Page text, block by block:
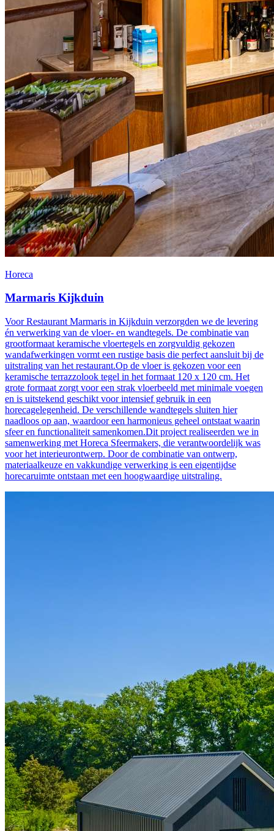
Horeca
Marmaris Kijkduin
Voor Restaurant Marmaris in Kijkduin verzorgden we de levering
én verwerking van de vloer- en wandtegels. De combinatie van
grootformaat keramische vloertegels en zorgvuldig gekozen
wandafwerkingen vormt een rustige basis die perfect aansluit bij de
uitstraling van het restaurant.Op de vloer is gekozen voor een
keramische terrazzolook tegel in het formaat 120 x 120 cm. Het
grote formaat zorgt voor een strak vloerbeeld met minimale voegen
en is uitstekend geschikt voor intensief gebruik in een
horecagelegenheid. De verschillende wandtegels sluiten hier
naadloos op aan, waardoor een harmonieus geheel ontstaat waarin
sfeer en functionaliteit samenkomen.Dit project realiseerden we in
samenwerking met Horeca Sfeermakers, die verantwoordelijk was
voor het interieurontwerp. Door de combinatie van ontwerp,
materiaalkeuze en vakkundige verwerking is een eigentijdse
horecaruimte ontstaan met een hoogwaardige uitstraling.